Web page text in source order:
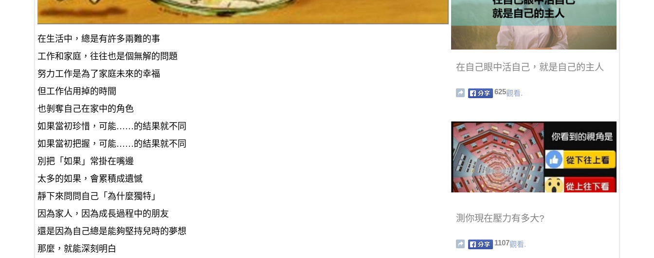
在生活中，總是有許多兩難的事
工作和家庭，往往也是個無解的問題
努力工作是為了家庭未來的幸福
但工作佔用掉的時間
也剝奪自己在家中的角色
如果當初珍惜，可能……的結果就不同
如果當初把握，可能……的結果就不同
別把「如果」常掛在嘴邊
太多的如果，會累積成遺憾
靜下來問問自己「為什麼獨特」
因為家人，因為成長過程中的朋友
還是因為自己總是能夠堅持兒時的夢想
那麼，就能深刻明白
在自己眼中活自己，就是自己的主人
625觀看.
測你現在壓力有多大?
1107觀看.